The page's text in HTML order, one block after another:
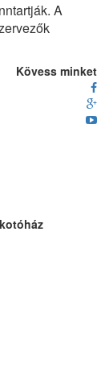
A
Kövess minket